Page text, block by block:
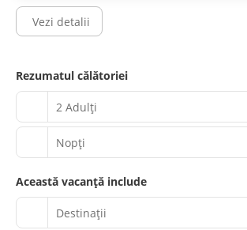
Vezi detalii
Rezumatul călătoriei
2 Adulți
Nopţi
Această vacanță include
Destinații